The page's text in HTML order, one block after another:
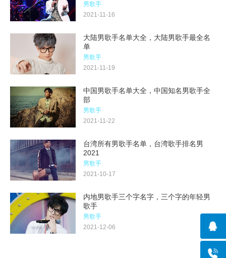
男歌手
2021-11-16
大陆男歌手名单大全，大陆男歌手最全名
单
男歌手
2021-11-19
中国男歌手名单大全，中国知名男歌手全
部
男歌手
2021-11-22
台湾所有男歌手名单，台湾歌手排名男
2021
男歌手
2021-10-17
内地男歌手三个字名字，三个字的年轻男
歌手
男歌手
2021-12-06